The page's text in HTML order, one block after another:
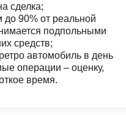
сделка;
90% от реальной
подпольными
средств;
автомобиль в день
операции – оценку,
время.